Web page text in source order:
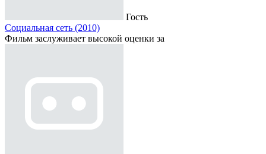
Гость
Социальная сеть (2010)
Фильм заслуживает высокой оценки за